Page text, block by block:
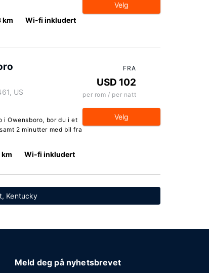
km Wi-fi inkludert
Velg
US
i Owensboro, bor du i et
2 minutter med bil fra
km Wi-fi inkludert
FRA
USD 102
per rom / per natt
Velg
Kentucky
Meld deg på nyhetsbrevet